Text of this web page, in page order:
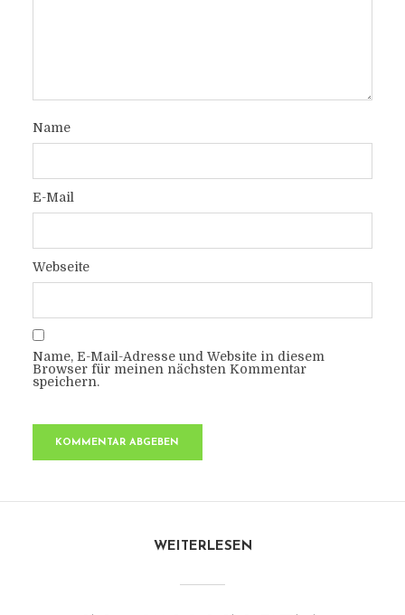
Name
E-Mail
Webseite
Name, E-Mail-Adresse und Website in diesem
Browser für meinen nächsten Kommentar
speichern.
WEITERLESEN